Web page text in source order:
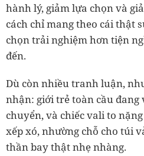
hành lý, giảm lựa chọn và
cách chỉ mang theo cái thật
chọn trải nghiệm hơn tiện
đến.
Dù còn nhiều tranh luận,
nhận: giới trẻ toàn cầu đang
chuyển, và chiếc vali to
xếp xó, nhường chỗ cho túi
thần bay thật nhẹ nhàng.